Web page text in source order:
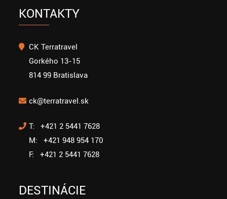
KONTAKTY
CK Terratravel
Gorkého 13-15
814 99 Bratislava
ck@terratravel.sk
T: +421 2 5441 7628
M: +421 948 954 170
F: +421 2 5441 7628
DESTINÁCIE